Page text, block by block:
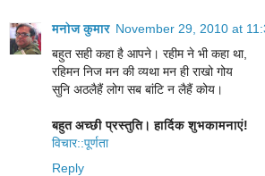
मनोज कुमार November 29, 2010 at
बहुत सही कहा है आपने। रहीम ने भी कहा था,
रहिमन निज मन की व्यथा मन ही राखो गोय
सुनि अठलैहैं लोग सब बांटि न लैहैं कोय।
बहुत अच्छी प्रस्तुति। हार्दिक शुभकामनाएं!
विचार::पूर्णता
Reply